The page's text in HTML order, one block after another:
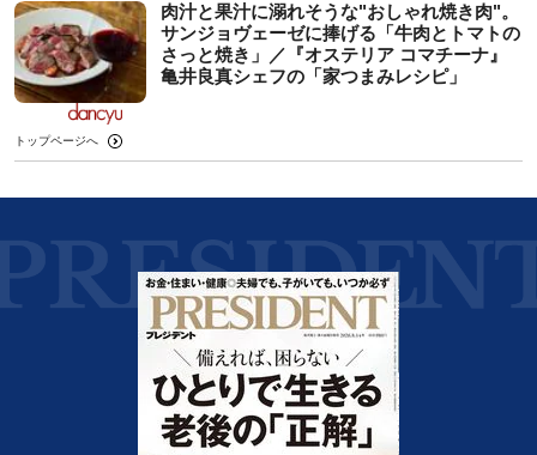
肉汁と果汁に溺れそうな"おしゃれ焼き肉"。
サンジョヴェーゼに捧げる「牛肉とトマトの
さっと焼き」／『オステリア コマチーナ』
亀井良真シェフの「家つまみレシピ」
トップページへ